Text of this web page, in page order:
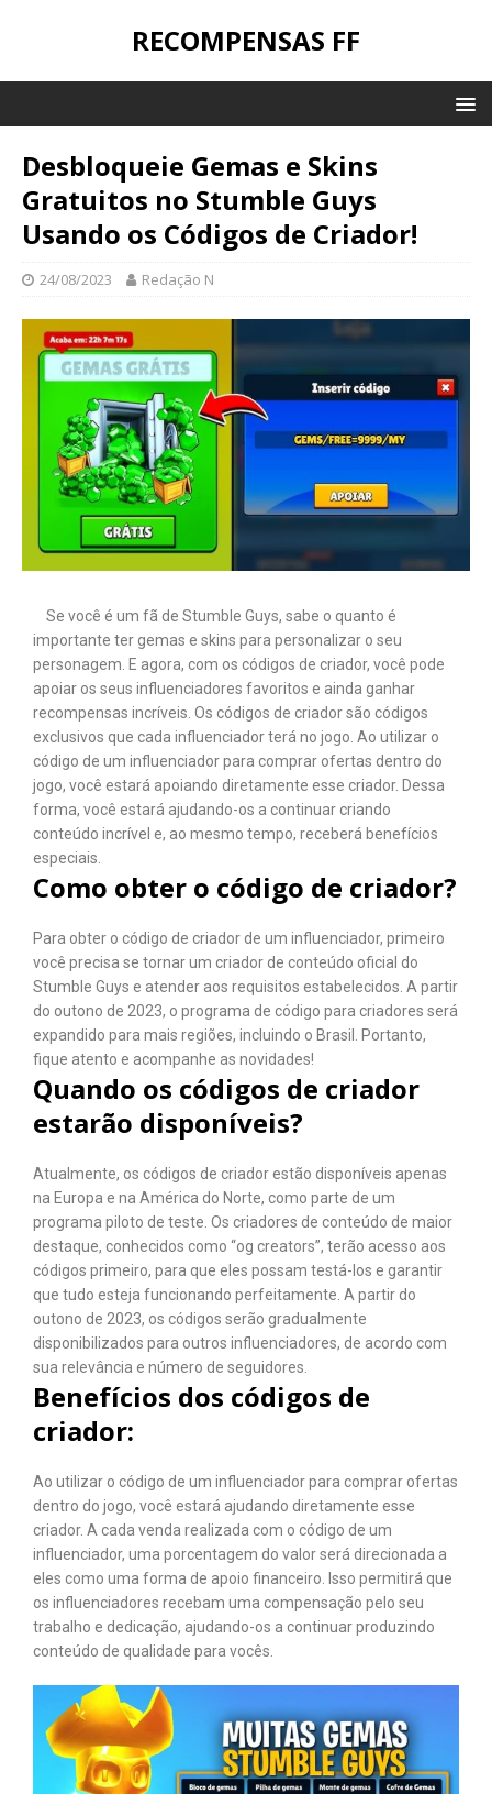
RECOMPENSAS FF
Desbloqueie Gemas e Skins
Gratuitos no Stumble Guys
Usando os Códigos de Criador!
24/08/2023 Redação N
Se você é um fã de Stumble Guys, sabe o quanto é
importante ter gemas e skins para personalizar o seu
personagem. E agora, com os códigos de criador, você pode
apoiar os seus influenciadores favoritos e ainda ganhar
recompensas incríveis. Os códigos de criador são códigos
exclusivos que cada influenciador terá no jogo. Ao utilizar o
código de um influenciador para comprar ofertas dentro do
jogo, você estará apoiando diretamente esse criador. Dessa
forma, você estará ajudando-os a continuar criando
conteúdo incrível e, ao mesmo tempo, receberá benefícios
especiais.
Como obter o código de criador?
Para obter o código de criador de um influenciador, primeiro
você precisa se tornar um criador de conteúdo oficial do
Stumble Guys e atender aos requisitos estabelecidos. A partir
do outono de 2023, o programa de código para criadores será
expandido para mais regiões, incluindo o Brasil. Portanto,
fique atento e acompanhe as novidades!
Quando os códigos de criador
estarão disponíveis?
Atualmente, os códigos de criador estão disponíveis apenas
na Europa e na América do Norte, como parte de um
programa piloto de teste. Os criadores de conteúdo de maior
destaque, conhecidos como “og creators”, terão acesso aos
códigos primeiro, para que eles possam testá-los e garantir
que tudo esteja funcionando perfeitamente. A partir do
outono de 2023, os códigos serão gradualmente
disponibilizados para outros influenciadores, de acordo com
sua relevância e número de seguidores.
Benefícios dos códigos de
criador:
Ao utilizar o código de um influenciador para comprar ofertas
dentro do jogo, você estará ajudando diretamente esse
criador. A cada venda realizada com o código de um
influenciador, uma porcentagem do valor será direcionada a
eles como uma forma de apoio financeiro. Isso permitirá que
os influenciadores recebam uma compensação pelo seu
trabalho e dedicação, ajudando-os a continuar produzindo
conteúdo de qualidade para vocês.